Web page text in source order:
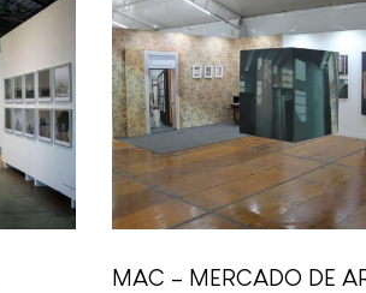
MAC – MERCADO DE